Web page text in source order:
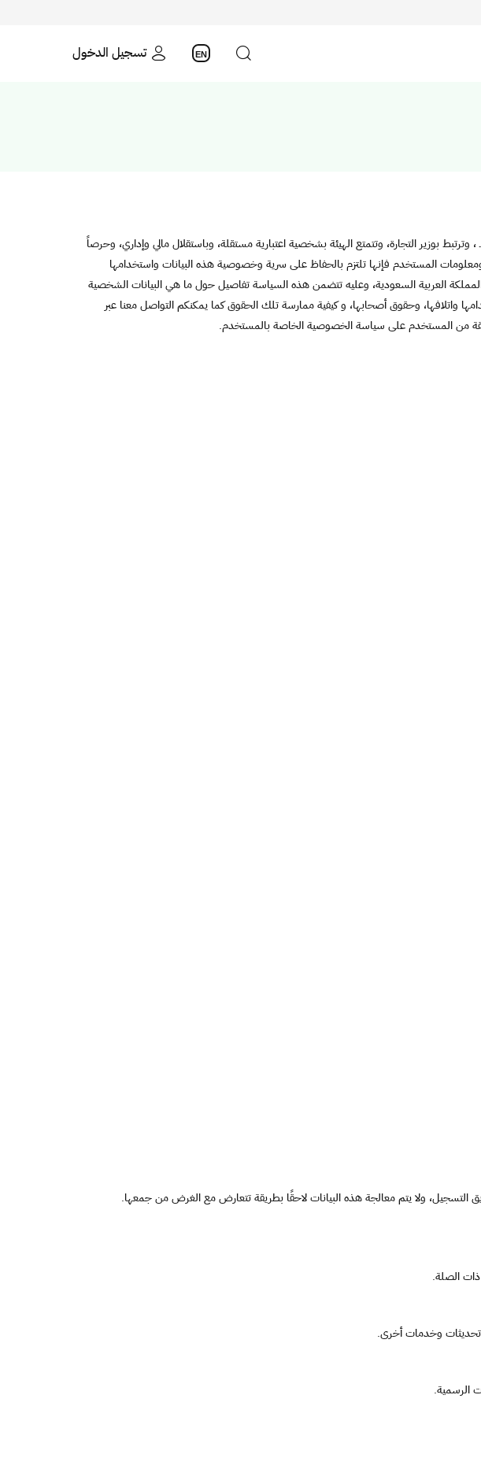
تسجيل الدخول EN
الهيئة السعودية للمواصفات والمقاييس و الجودة بموجب قرار مجلس الوزراء رقم 216 وتاريخ 17 / 6 / 1431 هـ ، وترتبط بوزير التجارة، وتتمتع الهيئة بشخصية اعتبارية مستقلة، وباستقلال مالي وإداري، وحرصاً
المستخدم فإنها تلتزم بالحفاظ على سرية وخصوصية هذه البيانات واستخدامها
العربية السعودية، وعليه تتضمن هذه السياسة تفاصيل حول ما هي البيانات الشخصية
واتلافها، وحقوق أصحابها، و كيفية ممارسة تلك الحقوق كما يمكنكم التواصل معنا عبر
من المستخدم على سياسة الخصوصية الخاصة بالمستخدم.
التسجيل، ولا يتم معالجة هذه البيانات لاحقًا بطريقة تتعارض مع الغرض من جمعها.
الصلة.
تحديثات وخدمات أخرى.
الرسمية.